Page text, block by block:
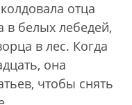
отца
в белых лебедей,
в лес. Когда
она
чтобы снять